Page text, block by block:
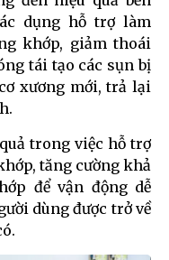
dụng hỗ trợ làm
khớp, giảm thoái
tái tạo các sụn bị
xương mới, trả lại
trong việc hỗ trợ
tăng cường khả
để vận động dễ
dùng được trở về